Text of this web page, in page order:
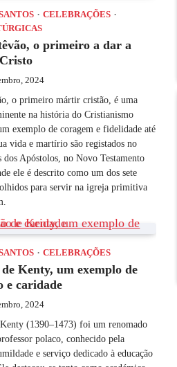
CELEBRAÇÕES
o primeiro a dar a
2024
o primeiro mártir cristão, é uma
na história do Cristianismo
exemplo de coragem e fidelidade até
vida e martírio são registados no
Apóstolos, no Novo Testamento
ele é descrito como um dos sete
para servir na igreja primitiva
CELEBRAÇÕES
de Kenty, um exemplo de
e caridade
2024
Kenty (1390–1473) foi um renomado
polaco, conhecido pela
e serviço dedicado à educação